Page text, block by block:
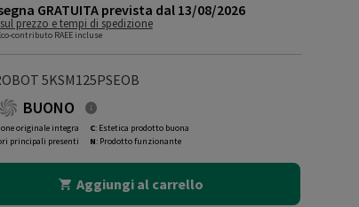
GRATUITA prevista dal 13/08/2026
prezzo e tempi di spedizione
contributo RAEE incluse
5KSM125PSEOB
BUONO
originale integra
principali presenti
C: Estetica prodotto buona
N: Prodotto funzionante
Aggiungi al carrello